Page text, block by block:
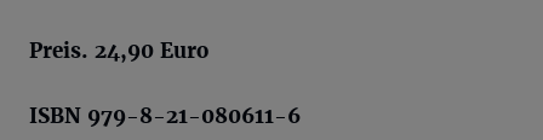
Preis. 24,90 Euro
ISBN 979-8-21-080611-6